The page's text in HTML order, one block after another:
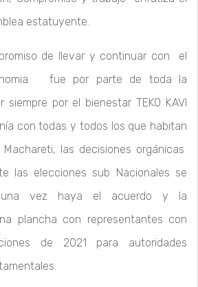
estatuyente.
de llevar y continuar con el
fue por parte de toda la
siempre por el bienestar TEKO KAVI
con todas y todos los que habitan
las decisiones orgánicas
las elecciones sub Nacionales se
vez haya el acuerdo y la
plancha con representantes con
de 2021 para autoridades